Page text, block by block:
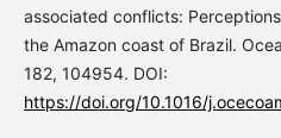
associated conflicts:
the Amazon coast of Brazil.
182, 104954. DOI:
https://doi.org/10.1016/